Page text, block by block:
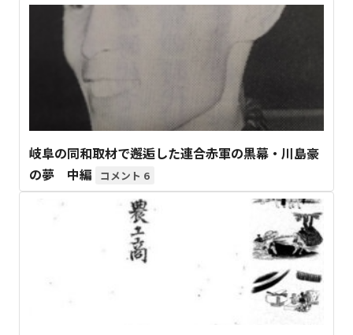
岐阜の同和取材で邂逅した連合赤軍の黒幕・川島豪
の夢 中編
6